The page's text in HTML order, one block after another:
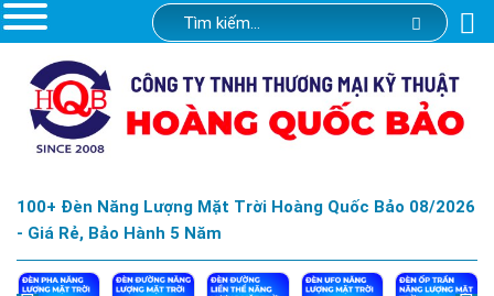
100+ Đèn Năng Lượng Mặt Trời Hoàng Quốc Bảo 08/2026
- Giá Rẻ, Bảo Hành 5 Năm